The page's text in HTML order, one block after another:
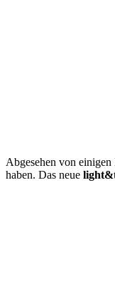
Abgesehen von
haben. Das neue